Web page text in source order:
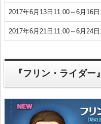
2017年6月13日11:00～6月16
2017年6月21日11:00～6月24
『フリン・ライダ